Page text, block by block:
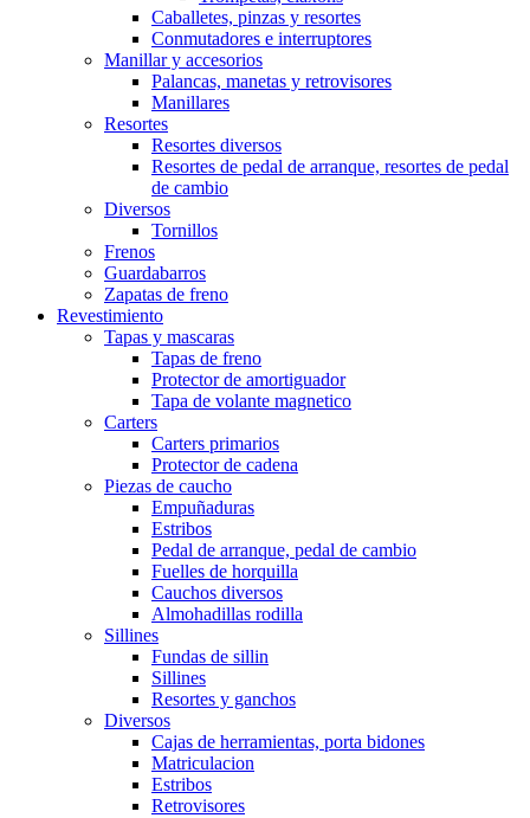
Caballetes, pinzas y resortes
Conmutadores e interruptores
Manillar y accesorios
Palancas, manetas y retrovisores
Manillares
Resortes
Resortes diversos
Resortes de pedal de arranque, resortes de pedal
de cambio
Diversos
Tornillos
Frenos
Guardabarros
Zapatas de freno
Revestimiento
Tapas y mascaras
Tapas de freno
Protector de amortiguador
Tapa de volante magnetico
Carters
Carters primarios
Protector de cadena
Piezas de caucho
Empuñaduras
Estribos
Pedal de arranque, pedal de cambio
Fuelles de horquilla
Cauchos diversos
Almohadillas rodilla
Sillines
Fundas de sillin
Sillines
Resortes y ganchos
Diversos
Cajas de herramientas, porta bidones
Matriculacion
Estribos
Retrovisores